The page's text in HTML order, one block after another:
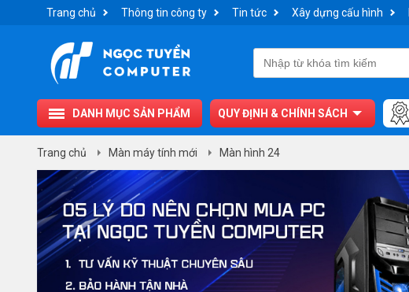
Trang chủ Thông tin công ty Tin tức Xây dựng cấu hình
DANH MỤC SẢN PHẨM QUY ĐỊNH & CHÍNH SÁCH
Trang chủ Màn máy tính mới Màn hình 24